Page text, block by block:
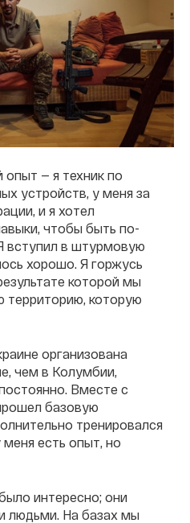
— я техник по
устройств, у меня за
и я хотел
чтобы быть по-
вступил в штурмовую
хорошо. Я горжусь
которой мы
территорию, которую
организована
чем в Колумбии,
Вместе с
базовую
тренировался
есть опыт, но
интересно; они
людьми. На базах мы